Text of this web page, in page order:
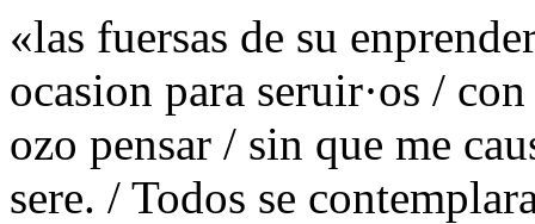
«las fuersas de su
ocasion para seruir·os /
ozo pensar / sin que me
sere. / Todos se